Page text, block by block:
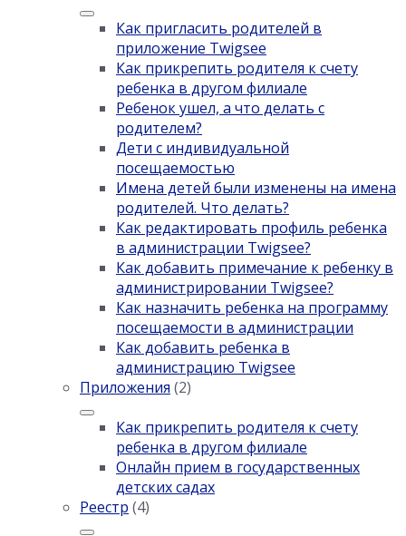
Как пригласить родителей в
приложение Twigsee
Как прикрепить родителя к счету
ребенка в другом филиале
Ребенок ушел, а что делать с
родителем?
Дети с индивидуальной
посещаемостью
Имена детей были изменены на имена
родителей. Что делать?
Как редактировать профиль ребенка
в администрации Twigsee?
Как добавить примечание к ребенку в
администрировании Twigsee?
Как назначить ребенка на программу
посещаемости в администрации
Как добавить ребенка в
администрацию Twigsee
Приложения (2)
Как прикрепить родителя к счету
ребенка в другом филиале
Онлайн прием в государственных
детских садах
Реестр (4)